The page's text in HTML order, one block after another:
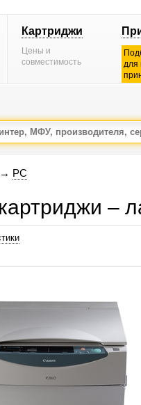
Картриджи
Цены и
совместимость
для
→ PC
–